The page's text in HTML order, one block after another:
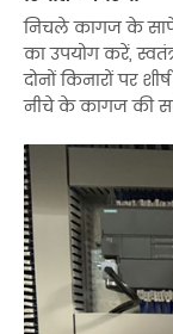
निचले कागज के
का उपयोग करें,
दोनों किनारों पर
नीचे के कागज की